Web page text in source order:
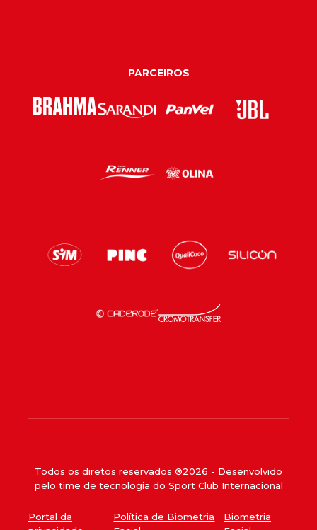
PARCEIROS
Todos os diretos reservados ®2026 - Desenvolvido
pelo time de tecnologia do Sport Club Internacional
Portal da
Política de Biometria
Biometria